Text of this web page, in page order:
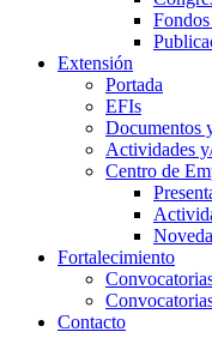
Extensión
Portada
EFIs
Documentos
Actividades
Centro de
Fortalecimiento
Contacto